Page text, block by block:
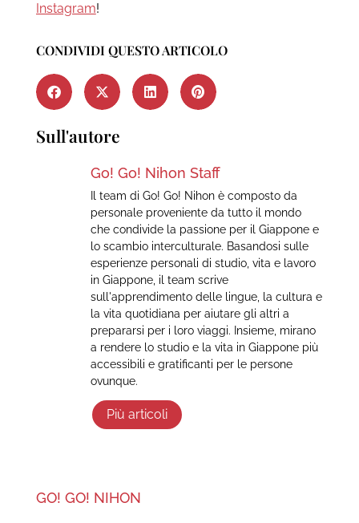
Instagram!
CONDIVIDI QUESTO ARTICOLO
Sull'autore
Go! Go! Nihon Staff
Il team di Go! Go! Nihon è composto da
personale proveniente da tutto il mondo
che condivide la passione per il Giappone e
lo scambio interculturale. Basandosi sulle
esperienze personali di studio, vita e lavoro
in Giappone, il team scrive
sull'apprendimento delle lingue, la cultura e
la vita quotidiana per aiutare gli altri a
prepararsi per i loro viaggi. Insieme, mirano
a rendere lo studio e la vita in Giappone più
accessibili e gratificanti per le persone
ovunque.
Più articoli
GO! GO! NIHON